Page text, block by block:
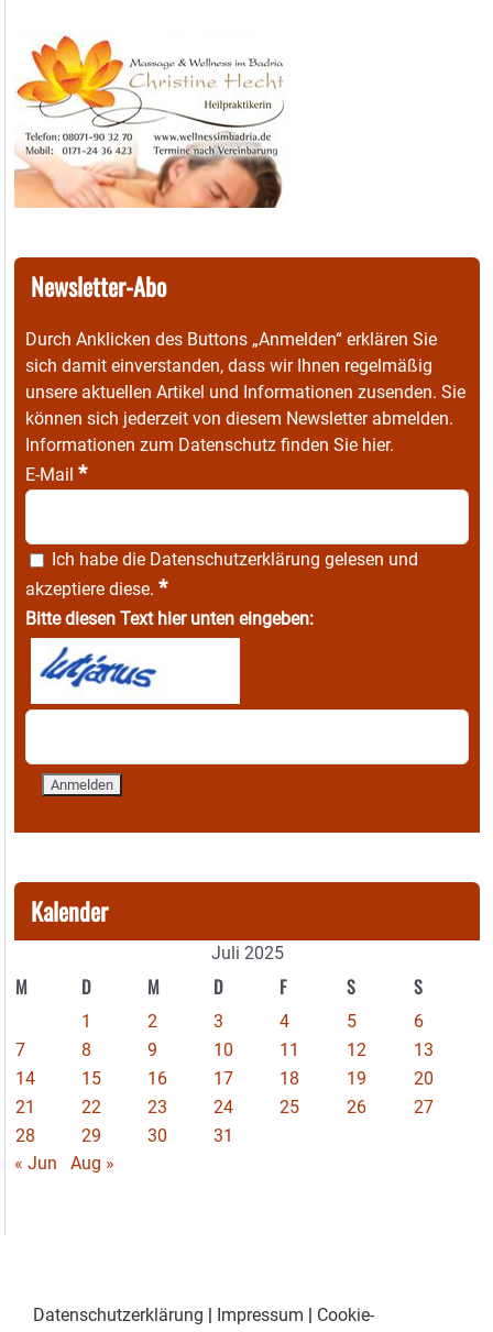
Newsletter-Abo
Durch Anklicken des Buttons „Anmelden“ erklären Sie
sich damit einverstanden, dass wir Ihnen regelmäßig
unsere aktuellen Artikel und Informationen zusenden. Sie
können sich jederzeit von diesem Newsletter abmelden.
Informationen zum Datenschutz finden Sie hier.
E-Mail *
Ich habe die Datenschutzerklärung gelesen und
akzeptiere diese. *
Bitte diesen Text hier unten eingeben:
Kalender
Juli 2025
M D M D F S S
1 2 3 4 5
6
7
8 9 10 11 12
13
14
15 16 17 18 19
20
21
22 23 24 25 26
27
28
29 30
31
« Jun
Aug »
Datenschutzerklärung | Impressum | Cookie-